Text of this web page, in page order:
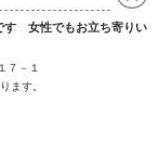
す 女性でもお立ち寄りい
７－１
ます。